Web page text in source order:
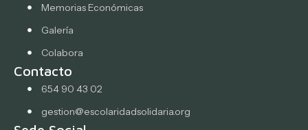
Memorias Económicas
Galería
Colabora
Contacto
654 90 43 02
gestion@escolaridadsolidaria.org